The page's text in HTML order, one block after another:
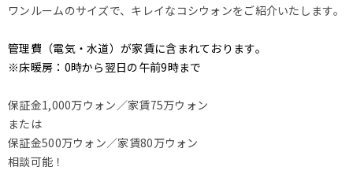
ワンルームのサイズで、キレイなコシウォンをご紹介いたします。
管理費（電気・水道）が家賃に含まれております。
※床暖房：0時から翌日の午前9時まで
保証金1,000万ウォン／家賃75万ウォン
または
保証金500万ウォン／家賃80万ウォン
相談可能！